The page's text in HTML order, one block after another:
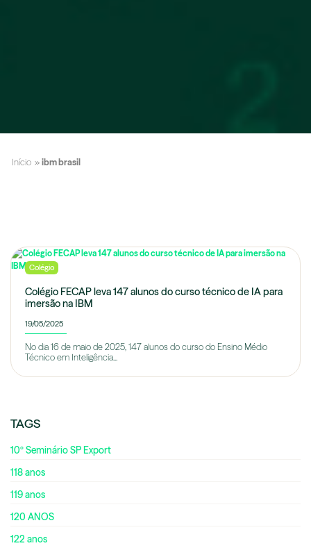
Início » ibm brasil
Colégio
Colégio FECAP leva 147 alunos do curso técnico de IA para
imersão na IBM
19/05/2025
No dia 16 de maio de 2025, 147 alunos do curso do Ensino Médio
Técnico em Inteligência...
TAGS
10º Seminário SP Export
118 anos
119 anos
120 ANOS
122 anos